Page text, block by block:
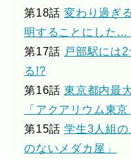
第18話 変わり過ぎ
明することにした…
第17話 戸部駅には
る!?
第16話 東京都内最
「アクアリウム東京
第15話 学生3人組
のないメダカ屋」